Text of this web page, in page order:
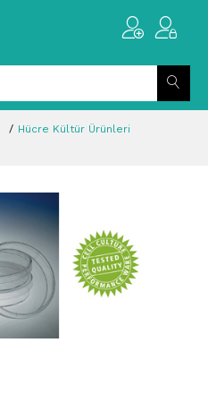
Hücre Kültür Ürünleri